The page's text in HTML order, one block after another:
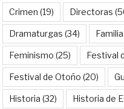
Crimen (19) Directoras
Dramaturgas (34) Familia
Feminismo (25) Festival
Festival de Otoño (20)
Historia (32) Historia de